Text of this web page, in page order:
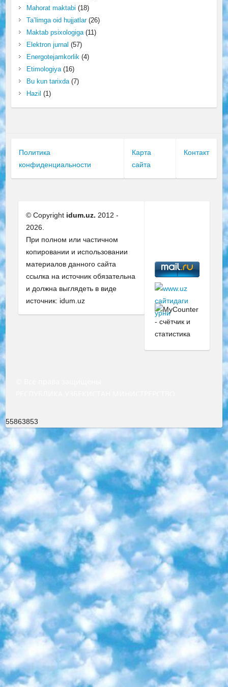
Mahorat maktabi (18)
Ta’limga oid hujjatlar(26)
Maktab psixologiga(11)
Elektron jurnal (57)
Energotejamkorlik (4)
Etimologiya(16)
Bu kun tarixda(7)
Hazil (1)
Политика
конфиденциальности
Карта
сайта
Контакт
© Copyright idum.uz. 2012 -
2026.
При полном или частичном
копировании и использовании
материалов данного сайта
ссылка на источник обязательна
и должна выглядеть в виде
источник: idum.uz
55863853